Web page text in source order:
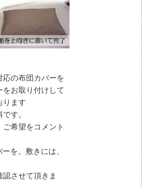
の布団カバーを
お取り付けして
ります
す。
希望をコメント
を。敷きには、
させて頂きま